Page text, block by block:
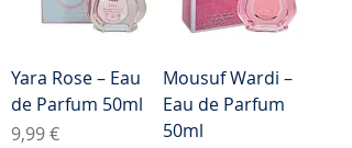
Yara Rose – Eau
de Parfum 50ml
Preço
9,99 €
Mousuf Wardi –
Eau de Parfum
50ml